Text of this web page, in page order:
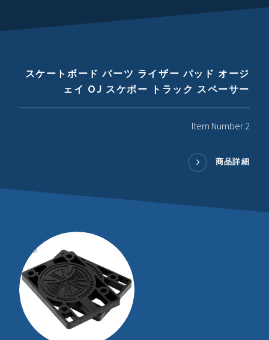
スケートボード パーツ ライザー パッド オージ
ェイ OJ スケボー トラック スペーサー
Item Number 2
商品詳細